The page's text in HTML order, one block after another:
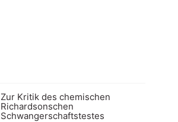
Zur Kritik des chemischen
Richardsonschen
Schwangerschaftstestes